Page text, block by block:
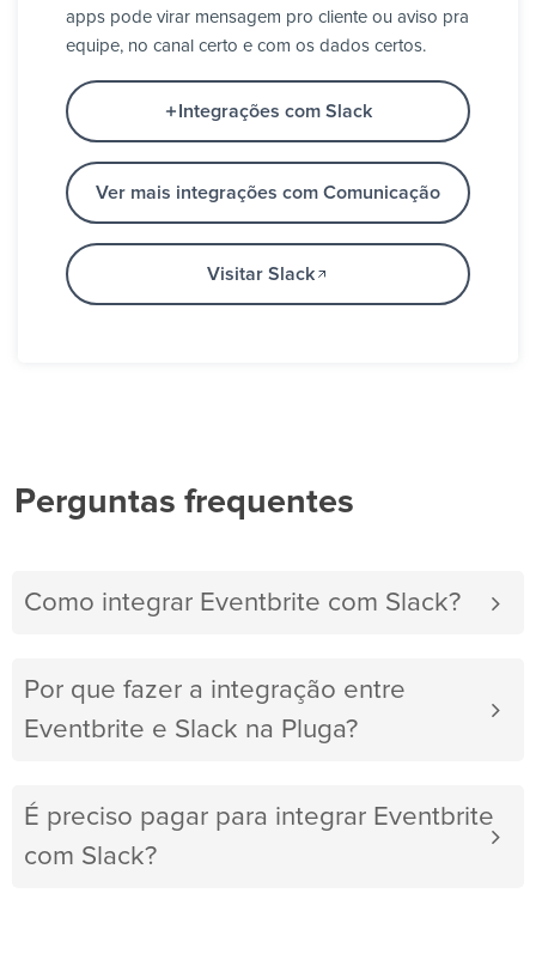
apps pode virar mensagem pro cliente ou aviso pra
equipe, no canal certo e com os dados certos.
Integrações com Slack
Ver mais integrações com Comunicação
Visitar Slack
Perguntas frequentes
Como integrar Eventbrite com Slack?
Por que fazer a integração entre
Eventbrite e Slack na Pluga?
É preciso pagar para integrar Eventbrite
com Slack?